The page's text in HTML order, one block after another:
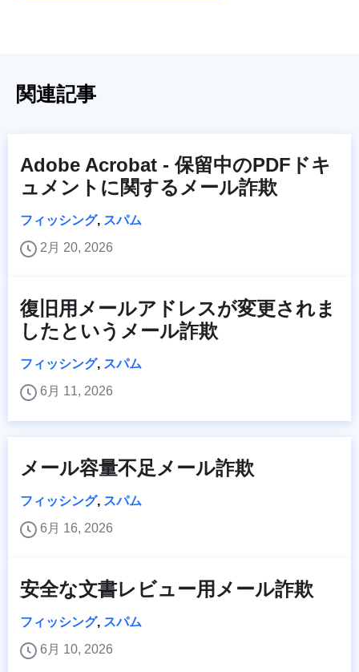
関連記事
Adobe Acrobat - 保留中のPDFドキ
ュメントに関するメール詐欺
フィッシング, スパム
2月 20, 2026
復旧用メールアドレスが変更されま
したというメール詐欺
フィッシング, スパム
6月 11, 2026
メール容量不足メール詐欺
フィッシング, スパム
6月 16, 2026
安全な文書レビュー用メール詐欺
フィッシング, スパム
6月 10, 2026